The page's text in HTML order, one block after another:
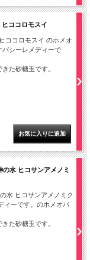
ココロモスイ
ココロモスイ のホメオ
パシーレメディーで
た砂糖玉です。
水 ヒコサンアメノミ
水 ヒコサンアメノミク
ィーです。のホメオパ
た砂糖玉です。